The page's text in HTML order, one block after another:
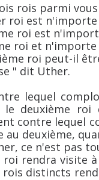
rois parmi
roi est
roi est
roi et n'importe
roi peut-il
" dit Uther.
lequel
le deuxième
contre lequel
au deuxième,
ce n'est pas
roi rendra visite
rois distincts